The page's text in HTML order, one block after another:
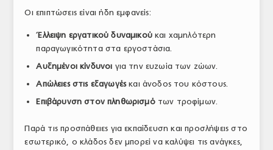
Οι επιπτώσεις είναι ήδη εμφανείς:
Έλλειψη εργατικού δυναμικούκαι χαμηλότερη
παραγωγικότητα στα εργοστάσια.
Αυξημένοι κίνδυνοι για την ευζωία των ζώων.
Απώλειες στις εξαγωγέςκαι άνοδος του κόστους.
Επιβάρυνση στον πληθωρισμότων τροφίμων.
Παρά τις προσπάθειες για εκπαίδευση και προσλήψεις στο
εσωτερικό, ο κλάδος δεν μπορεί να καλύψει τις ανάγκες,